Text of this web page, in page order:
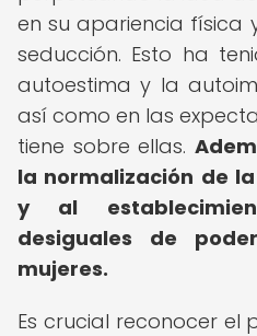
en su apariencia física
seducción. Esto ha
autoestima y la
así como en las
tiene sobre ellas.
la normalización de
y al
desiguales de
mujeres.
Es crucial reconocer el